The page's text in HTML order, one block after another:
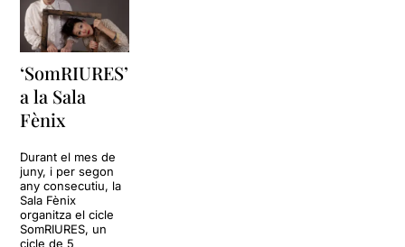
‘SomRIURES’
a la Sala
Fènix
Durant el mes de
juny, i per segon
any consecutiu, la
Sala Fènix
organitza el cicle
SomRIURES, un
cicle de 5